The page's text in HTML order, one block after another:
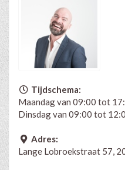
Tijdschema:
Maandag van 09:00 tot
Dinsdag van 09:00 tot
Adres:
Lange Lobroekstraat 57,